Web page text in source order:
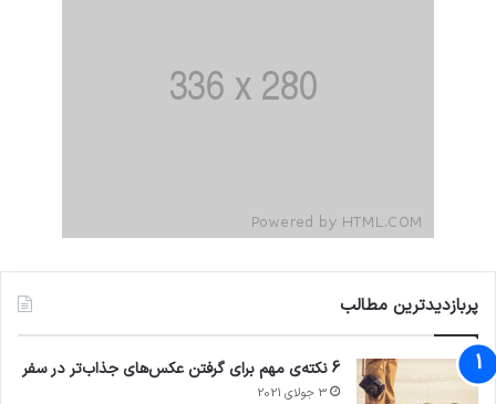
پربازدیدترین مطالب
6 نکته‌ی مهم برای گرفتن عکس‌های جذاب‌تر در سفر
3 جولای 2021